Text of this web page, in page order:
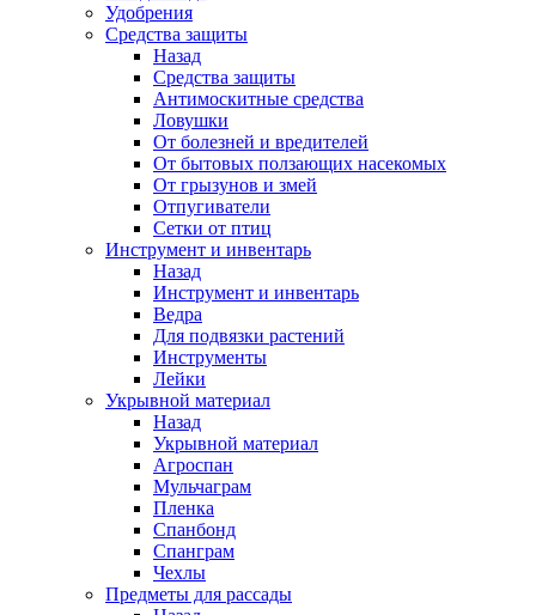
Удобрения
Средства защиты
Назад
Средства защиты
Антимоскитные средства
Ловушки
От болезней и вредителей
От бытовых ползающих насекомых
От грызунов и змей
Отпугиватели
Сетки от птиц
Инструмент и инвентарь
Назад
Инструмент и инвентарь
Ведра
Для подвязки растений
Инструменты
Лейки
Укрывной материал
Назад
Укрывной материал
Агроспан
Мульчаграм
Пленка
Спанбонд
Спанграм
Чехлы
Предметы для рассады